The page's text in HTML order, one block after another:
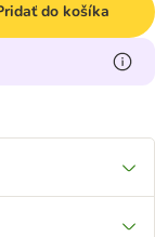
do košíka